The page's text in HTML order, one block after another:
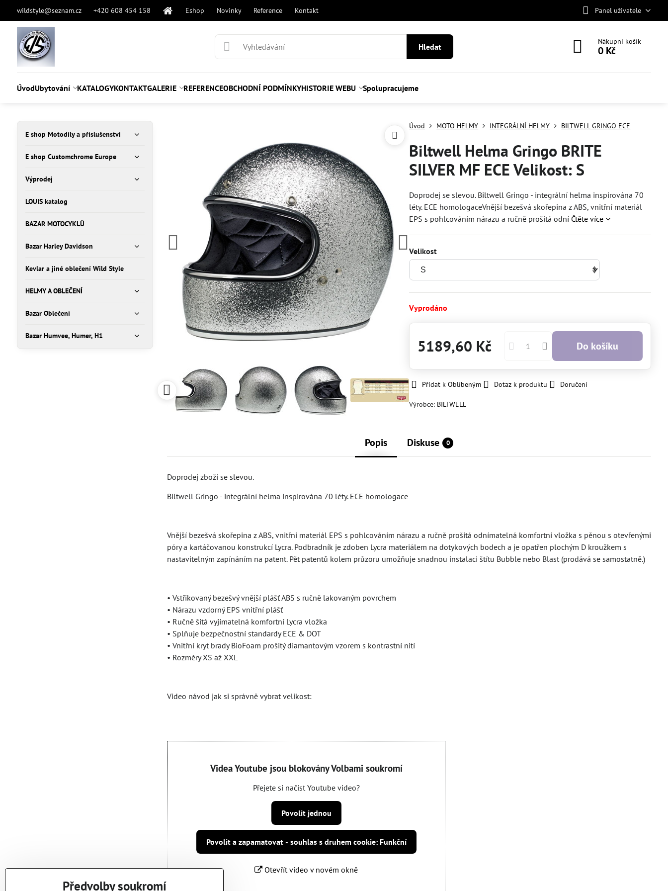
wildstyle@seznam.cz +420 608 454 158 Eshop Novinky Reference Kontakt Panel uživatele
Hledat
Nákupní košík
0 Kč
ÚvodUbytování KATALOGYKONTAKTGALERIE REFERENCEOBCHODNÍ PODMÍNKYHISTORIE WEBU Spolupracujeme
Úvod MOTO HELMY INTEGRÁLNÍ HELMY BILTWELL GRINGO ECE
Biltwell Helma Gringo BRITE
SILVER MF ECE Velikost: S
Doprodej se slevou. Biltwell Gringo - integrální helma inspirována 70
léty. ECE homologaceVnější bezešvá skořepina z ABS, vnitřní materiál
EPS s pohlcováním nárazu a ručně prošitá odní Čtěte více
Velikost
Vyprodáno
5189,60 Kč Do košíku
Přidat k Oblíbeným Dotaz k produktu Doručení
Výrobce: BILTWELL
Popis Diskuse 0
Doprodej zboží se slevou.
Biltwell Gringo - integrální helma inspirována 70 léty. ECE homologace
Vnější bezešvá skořepina z ABS, vnitřní materiál EPS s pohlcováním nárazu a ručně prošitá odnímatelná komfortní vložka s pěnou s otevřenými
póry a kartáčovanou konstrukcí Lycra. Podbradník je zdoben Lycra materiálem na dotykových bodech a je opatřen plochým D kroužkem s
nastavitelným zapínáním na patent. Pět patentů kolem průzoru umožňuje snadnou instalaci štítu Bubble nebo Blast (prodává se samostatně.)
• Vstřikovaný bezešvý vnější plášť ABS s ručně lakovaným povrchem
• Nárazu vzdorný EPS vnitřní plášť
• Ručně šitá vyjímatelná komfortní Lycra vložka
• Splňuje bezpečnostní standardy ECE & DOT
• Vnitřní kryt brady BioFoam prošitý diamantovým vzorem s kontrastní nití
• Rozměry XS až XXL
Video návod jak si správně vybrat velikost:
Videa Youtube jsou blokovány Volbami soukromí
Přejete si načíst Youtube video?
Povolit jednou
Povolit a zapamatovat - souhlas s druhem cookie: Funkční
Otevřít video v novém okně
E shop Motodíly a příslušenství
E shop Customchrome Europe
Výprodej
LOUIS katalog
BAZAR MOTOCYKLŮ
Bazar Harley Davidson
Kevlar a jiné oblečení Wild Style
HELMY A OBLEČENÍ
Bazar Oblečení
Bazar Humvee, Humer, H1
Předvolby soukromí